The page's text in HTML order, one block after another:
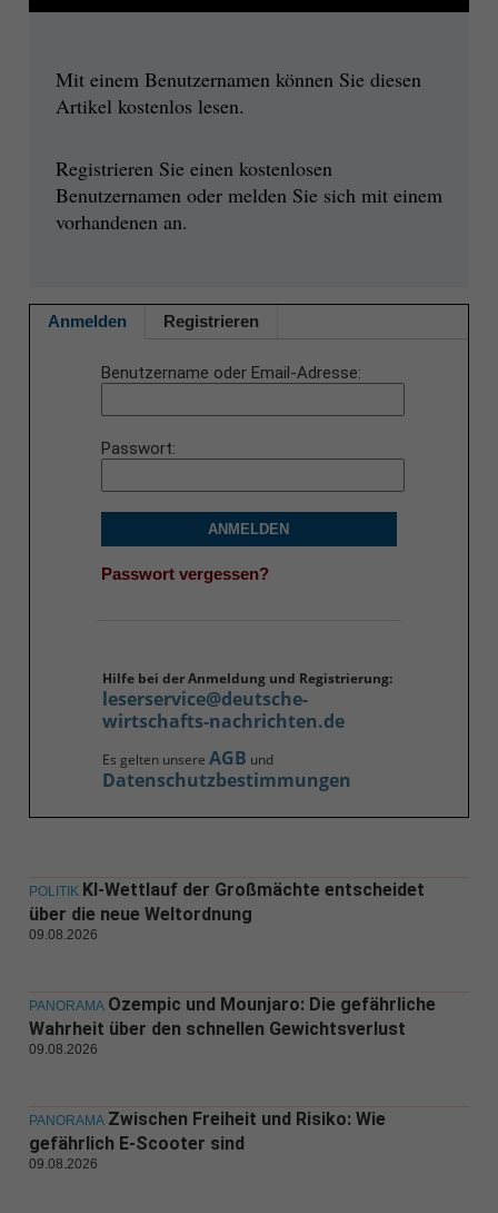
Mit einem Benutzernamen können Sie diesen
Artikel kostenlos lesen.
Registrieren Sie einen kostenlosen
Benutzernamen oder melden Sie sich mit einem
vorhandenen an.
Anmelden Registrieren
Benutzername oder Email-Adresse
Passwort
ANMELDEN
Passwort vergessen?
Hilfe bei der Anmeldung und Registrierung:
leserservice@deutsche-
wirtschafts-nachrichten.de
Es gelten unsere AGB und
Datenschutzbestimmungen
POLITIK KI-Wettlauf der Großmächte entscheidet
über die neue Weltordnung
09.08.2026
PANORAMA Ozempic und Mounjaro: Die gefährliche
Wahrheit über den schnellen Gewichtsverlust
09.08.2026
PANORAMA Zwischen Freiheit und Risiko: Wie
gefährlich E-Scooter sind
09.08.2026